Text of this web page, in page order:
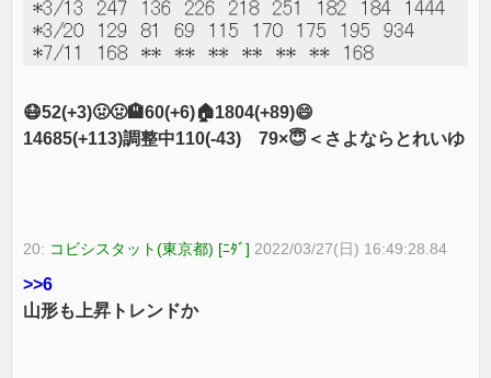
😷52(+3)🤢🤢🏨60(+6)🏠1804(+89)😄
14685(+113)調整中110(-43) 79×😇＜さよならとれいゆ
20: コビシスタット(東京都) [ﾆﾀﾞ] 2022/03/27(日) 16:49:28.84
>>6
山形も上昇トレンドか